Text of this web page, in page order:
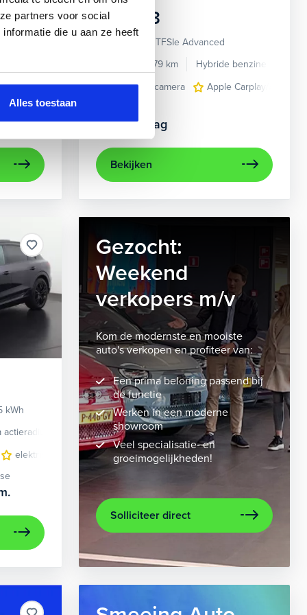
partners voor social
die u aan ze heeft
Alles toestaan
multi-spaaks 17" navigatiesysteem full map
trekhaak met
Carplay/Android Auto electronic climate controle
elektrisch
Audi A3
Sportback 40 TFSIe Advanced
52.979 km Hybride benzine
achteruitrijcamera
Apple Carplay/Android
Op aanvraag
Bekijken
lichtmetalen velgen 7-spaaks 21" metaalkleur
kWh
Elektrisch
elektrisch glazen panorama-dak
lichtmetalen velgen 10-spaaks
Gezocht:
Weekend
verkopers m/v
Kom de modernste en mooiste
auto's verkopen en profiteer van:
Een prima beloning passend bij
de functie
Werken in een moderne
showroom
Veel specialisatie- en
groeimogelijkheden!
Solliciteer direct